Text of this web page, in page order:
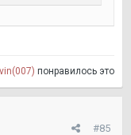
понравилось это
#85